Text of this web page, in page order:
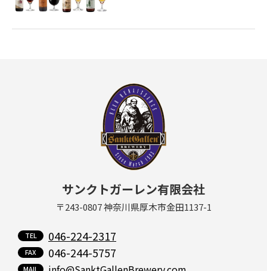
サンクトガーレン有限会社
〒243-0807 神奈川県厚木市金田1137-1
046-224-2317
046-244-5757